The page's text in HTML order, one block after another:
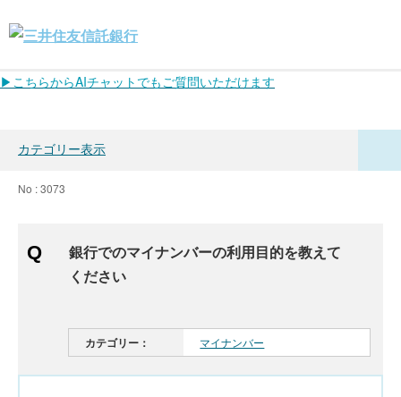
▶こちらからAIチャットでもご質問いただけます
カテゴリー表示
No : 3073
銀行でのマイナンバーの利用目的を教えて
ください
カテゴリー： マイナンバー